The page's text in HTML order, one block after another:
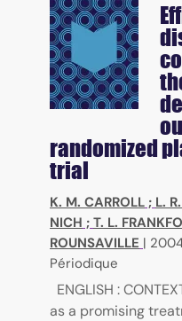
randomized
trial
K. M. CARROLL ; L.
NICH ; T. L.
ROUNSAVILLE |
Périodique
ENGLISH :
as a promising